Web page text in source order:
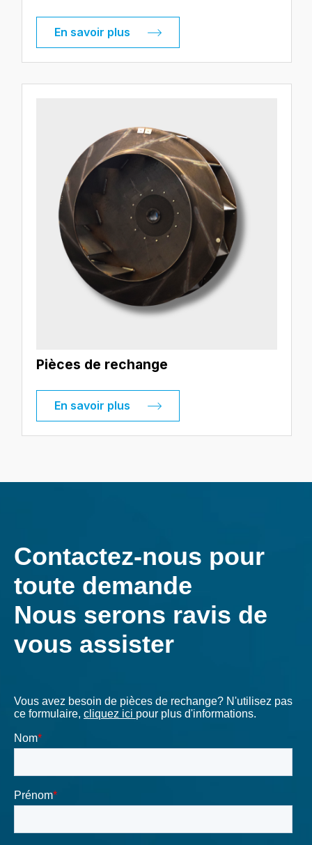
En savoir plus
Pièces de rechange
En savoir plus